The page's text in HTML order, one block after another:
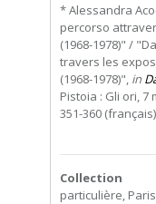
* Alessandra
percorso
(1968-1978)" /
travers les
(1968-1978)", in
Pistoia : Gli ori, 7
351-360
Collection
particulière,